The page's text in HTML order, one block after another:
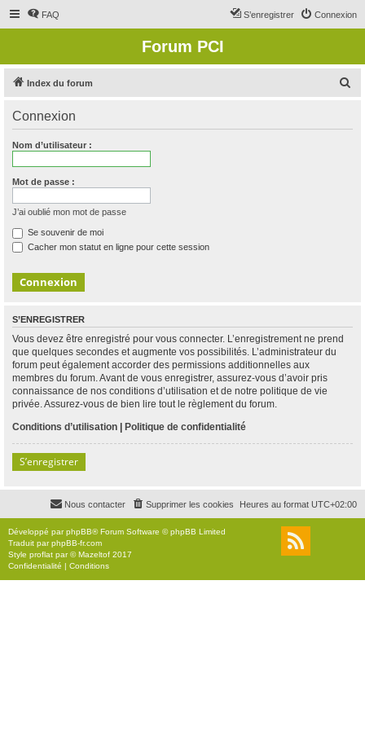
FAQ Connexion
S’enregistrer
Forum PCI
Index du forum
Connexion
Nom d’utilisateur :
Mot de passe :
J’ai oublié mon mot de passe
Se souvenir de moi
Cacher mon statut en ligne pour cette session
S’ENREGISTRER
Vous devez être enregistré pour vous connecter. L’enregistrement ne prend
que quelques secondes et augmente vos possibilités. L’administrateur du
forum peut également accorder des permissions additionnelles aux
membres du forum. Avant de vous enregistrer, assurez-vous d’avoir pris
connaissance de nos conditions d’utilisation et de notre politique de vie
privée. Assurez-vous de bien lire tout le règlement du forum.
Conditions d’utilisation | Politique de confidentialité
S’enregistrer
Heures au format UTC+02:00
Supprimer les cookies
Nous contacter
Développé parphpBB® Forum Software © phpBB Limited
Traduit parphpBB-fr.com
Style proflat par ©Mazeltof 2017
Confidentialité | Conditions